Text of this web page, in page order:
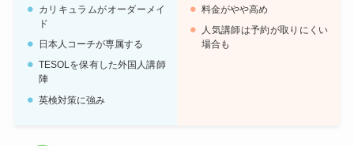
カリキュラムがオーダーメイ
ド
日本人コーチが専属する
TESOLを保有した外国人講師
陣
英検対策に強み
料金がやや高め
人気講師は予約が取りにくい
場合も